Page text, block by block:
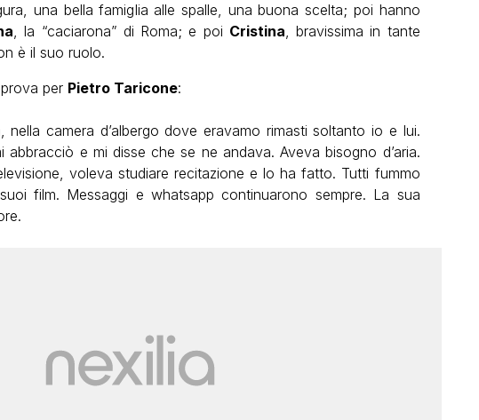
una bella famiglia alle spalle, una buona scelta; poi hanno
, la “caciarona” di Roma; e poi Cristina, bravissima in tante
è il suo ruolo.
per Pietro Taricone:
nella camera d’albergo dove eravamo rimasti soltanto io e lui.
abbracciò e mi disse che se ne andava. Aveva bisogno d’aria.
voleva studiare recitazione e lo ha fatto. Tutti fummo
film. Messaggi e whatsapp continuarono sempre. La sua